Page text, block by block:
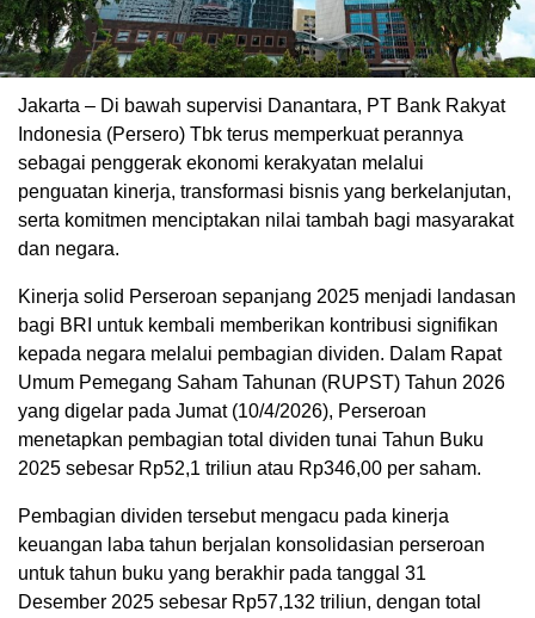
Jakarta – Di bawah supervisi Danantara, PT Bank Rakyat
Indonesia (Persero) Tbk terus memperkuat perannya
sebagai penggerak ekonomi kerakyatan melalui
penguatan kinerja, transformasi bisnis yang berkelanjutan,
serta komitmen menciptakan nilai tambah bagi masyarakat
dan negara.
Kinerja solid Perseroan sepanjang 2025 menjadi landasan
bagi BRI untuk kembali memberikan kontribusi signifikan
kepada negara melalui pembagian dividen. Dalam Rapat
Umum Pemegang Saham Tahunan (RUPST) Tahun 2026
yang digelar pada Jumat (10/4/2026), Perseroan
menetapkan pembagian total dividen tunai Tahun Buku
2025 sebesar Rp52,1 triliun atau Rp346,00 per saham.
Pembagian dividen tersebut mengacu pada kinerja
keuangan laba tahun berjalan konsolidasian perseroan
untuk tahun buku yang berakhir pada tanggal 31
Desember 2025 sebesar Rp57,132 triliun, dengan total